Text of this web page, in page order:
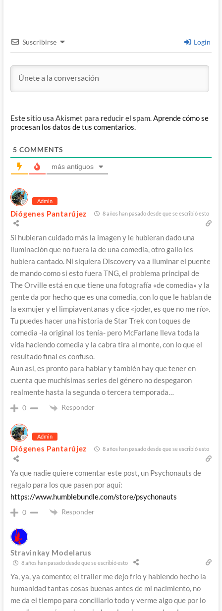
Suscribirse Login
Este sitio usa Akismet para reducir el spam.Aprende cómo se
procesan los datos de tus comentarios.
5 COMMENTS
más antiguos
Admin
Diógenes Pantarújez 8 años han pasado desde que se escribió esto
Si hubieran cuidado más la imagen y le hubieran dado una
iluminación que no fuera la de una comedia, otro gallo les
hubiera cantado. Ni siquiera Discovery va a iluminar el puente
de mando como si esto fuera TNG, el problema principal de
The Orville está en que tiene una fotografía «de comedia» y la
gente da por hecho que es una comedia, con lo que le hablan de
la exmujer y el limpiaventanas y dice «joder, es que no me río».
Tu puedes hacer una historia de Star Trek con toques de
comedia -la original los tenía- pero McFarlane lleva toda la
vida haciendo comedia y la cabra tira al monte, con lo que el
resultado final es confuso.
Aun así, es pronto para hablar y también hay que tener en
cuenta que muchísimas series del género no despegaron
realmente hasta la segunda o tercera temporada…
0 Responder
Admin
Diógenes Pantarújez 8 años han pasado desde que se escribió esto
Ya que nadie quiere comentar este post, un Psychonauts de
regalo para los que pasen por aquí:
https://www.humblebundle.com/store/psychonauts
0 Responder
Stravinkay Modelarus
8 años han pasado desde que se escribió esto
Ya, ya, ya comento; el trailer me dejo frío y habiendo hecho la
humanidad tantas cosas buenas antes de mi nacimiento, no
me da el tiempo para conciliarlo todo y verme algo que por lo